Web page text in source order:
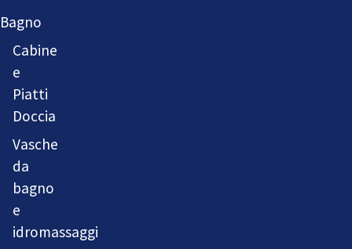
Bagno
Cabine
e
Piatti
Doccia
Vasche
da
bagno
e
idromassaggi